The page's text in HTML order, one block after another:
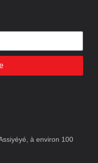
à environ 100